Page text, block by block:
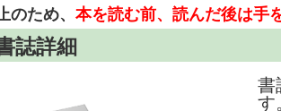
のため、本を読む前、読んだ後は手
誌詳細
書
す